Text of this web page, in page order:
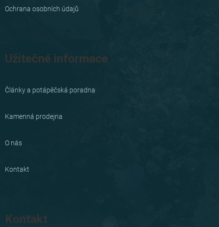
Ochrana osobních údajů
Užitečné informace
Články a potápěčská poradna
Kamenná prodejna
O nás
Kontakt
Kontakt